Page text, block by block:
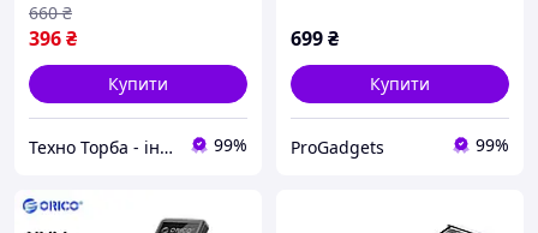
396₴
660 ₴
Купити
Техно Торба - інтернет-магазин | tehnotorba.com.ua 99%
699₴
Купити
ProGadgets 99%